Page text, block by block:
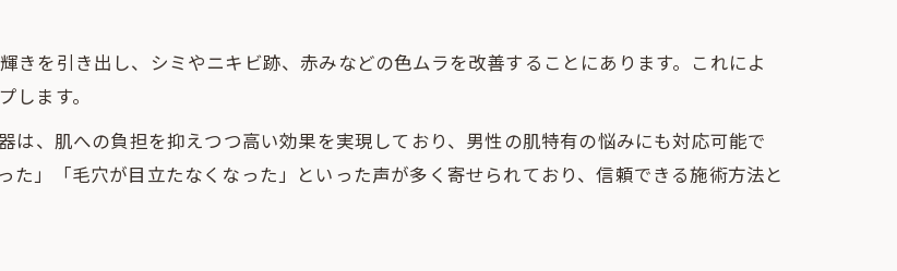
ンズ肌エステと光フェイシャルの比較のコツ
きを引き出し、シミやニキビ跡、赤みなどの色ムラを改善することにあります。これによ
します。
、肌への負担を抑えつつ高い効果を実現しており、男性の肌特有の悩みにも対応可能で
た」「毛穴が目立たなくなった」といった声が多く寄せられており、信頼できる施術方法と